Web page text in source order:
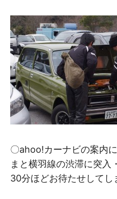
〇ahoo!カーナビの案内
まと横羽線の渋滞に突入
30分ほどお待たせして